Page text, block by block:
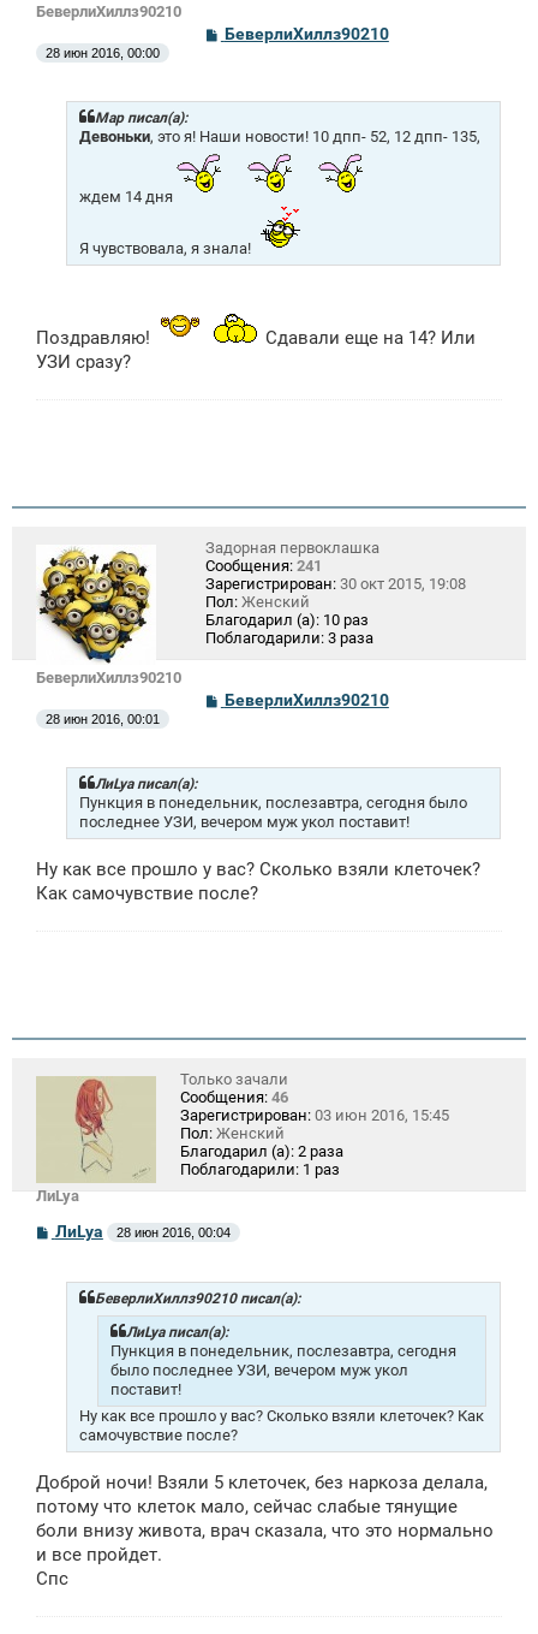
БеверлиХиллз90210
С
о
щ
н
е
БеверлиХиллз90210
28 июн 2016, 00:00
Mар писал(а):
Девоньки, это я! Наши новости! 10 дпп- 52, 12 дпп- 135,
ждем 14 дня
Я чувствовала, я знала!
Поздравляю!
Сдавали еще на 14? Или
УЗИ сразу?
БеверлиХиллз90210
Задорная первоклашка
Сообщения: 241
Зарегистрирован: 30 окт 2015, 19:08
Пол: Женский
Благодарил (а): 10 раз
Поблагодарили: 3 раза
С
о
щ
н
и
е
БеверлиХиллз90210
28 июн 2016, 00:01
ЛиLya писал(а):
Пункция в понедельник, послезавтра, сегодня было
последнее УЗИ, вечером муж укол поставит!
Ну как все прошло у вас? Сколько взяли клеточек?
Как самочувствие после?
ЛиLya
Только зачали
Сообщения: 46
Зарегистрирован: 03 июн 2016, 15:45
Пол: Женский
Благодарил (а): 2 раза
Поблагодарили: 1 раз
С
ЛиLya 28 июн 2016, 00:04
БеверлиХиллз90210 писал(а):
ЛиLya писал(а):
Пункция в понедельник, послезавтра, сегодня
было последнее УЗИ, вечером муж укол
поставит!
Ну как все прошло у вас? Сколько взяли клеточек? Как
самочувствие после?
Доброй ночи! Взяли 5 клеточек, без наркоза делала,
потому что клеток мало, сейчас слабые тянущие
боли внизу живота, врач сказала, что это нормально
и все пройдет.
Спс